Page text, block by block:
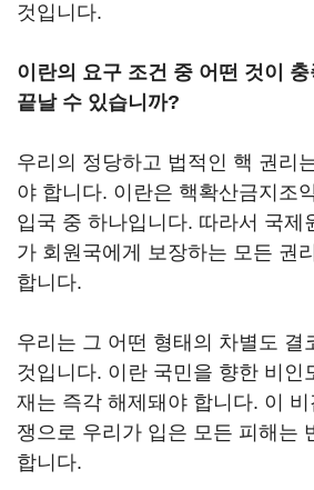
것입니다.
이란의 요구 조건 중 어떤 것이 충
끝날 수 있습니까?
우리의 정당하고 법적인 핵 권리
야 합니다. 이란은 핵확산금지조
입국 중 하나입니다. 따라서 국제
가 회원국에게 보장하는 모든 권
합니다.
우리는 그 어떤 형태의 차별도 결
것입니다. 이란 국민을 향한 비인
재는 즉각 해제돼야 합니다. 이
쟁으로 우리가 입은 모든 피해는
합니다.